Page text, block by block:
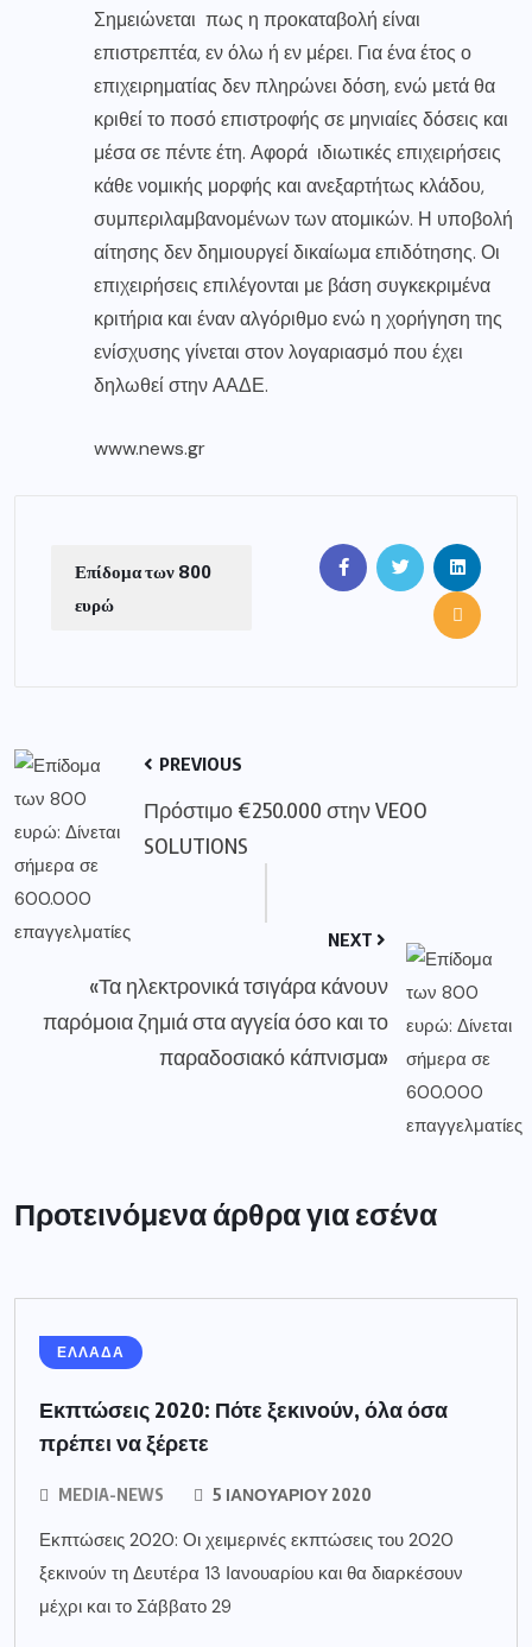
Σημειώνεται πως η προκαταβολή είναι
επιστρεπτέα, εν όλω ή εν μέρει. Για ένα έτος ο
επιχειρηματίας δεν πληρώνει δόση, ενώ μετά θα
κριθεί το ποσό επιστροφής σε μηνιαίες δόσεις και
μέσα σε πέντε έτη. Αφορά ιδιωτικές επιχειρήσεις
κάθε νομικής μορφής και ανεξαρτήτως κλάδου,
συμπεριλαμβανομένων των ατομικών. Η υποβολή
αίτησης δεν δημιουργεί δικαίωμα επιδότησης. Οι
επιχειρήσεις επιλέγονται με βάση συγκεκριμένα
κριτήρια και έναν αλγόριθμο ενώ η χορήγηση της
ενίσχυσης γίνεται στον λογαριασμό που έχει
δηλωθεί στην ΑΑΔΕ.
www.news.gr
Επίδομα των 800
ευρώ
PREVIOUS
Πρόστιμο €250.000 στην VEOO
SOLUTIONS
NEXT
«Τα ηλεκτρονικά τσιγάρα κάνουν
παρόμοια ζημιά στα αγγεία όσο και το
παραδοσιακό κάπνισμα»
Προτεινόμενα άρθρα για εσένα
ΕΛΛΑΔΑ
Εκπτώσεις 2020: Πότε ξεκινούν, όλα όσα
πρέπει να ξέρετε
MEDIA-NEWS 5 ΙΑΝΟΥΑΡΊΟΥ 2020
Εκπτώσεις 2020: Οι χειμερινές εκπτώσεις του 2020
ξεκινούν τη Δευτέρα 13 Ιανουαρίου και θα διαρκέσουν
μέχρι και το Σάββατο 29